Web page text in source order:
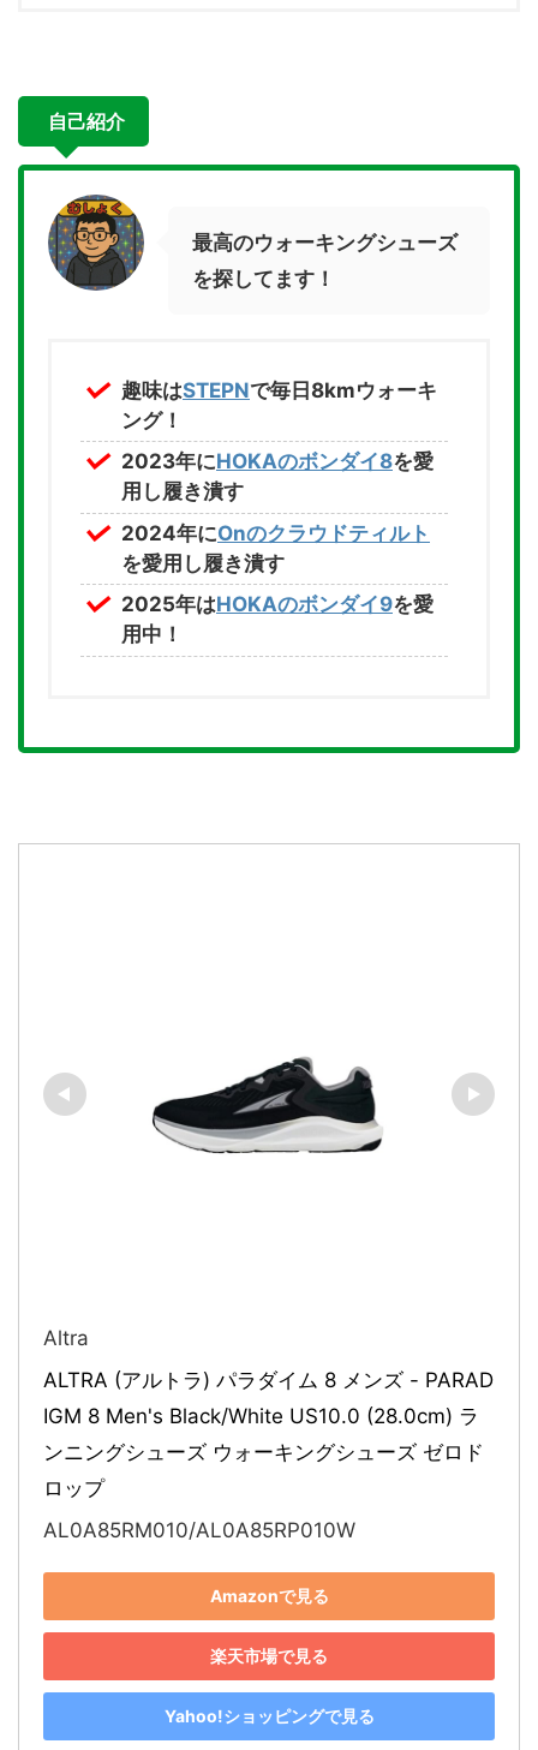
自己紹介
最高のウォーキングシューズ
を探してます！
趣味はSTEPNで毎日8kmウォーキ
ング！
2023年にHOKAのボンダイ8を愛
用し履き潰す
2024年にOnのクラウドティルト
を愛用し履き潰す
2025年はHOKAのボンダイ9を愛
用中！
Altra
ALTRA (アルトラ) パラダイム 8 メンズ - PARAD
IGM 8 Men's Black/White US10.0 (28.0cm) ラ
ンニングシューズ ウォーキングシューズ ゼロド
ロップ
AL0A85RM010/AL0A85RP010W
Amazonで見る
楽天市場で見る
Yahoo!ショッピングで見る